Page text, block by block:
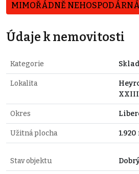
MIMOŘÁDNĚ NEHOSPODÁRNÁ
Údaje k nemovitosti
Kategorie
Lokalita
Okres
Užitná plocha 1.920
Stav objektu